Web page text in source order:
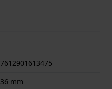
7612901613475
36 mm